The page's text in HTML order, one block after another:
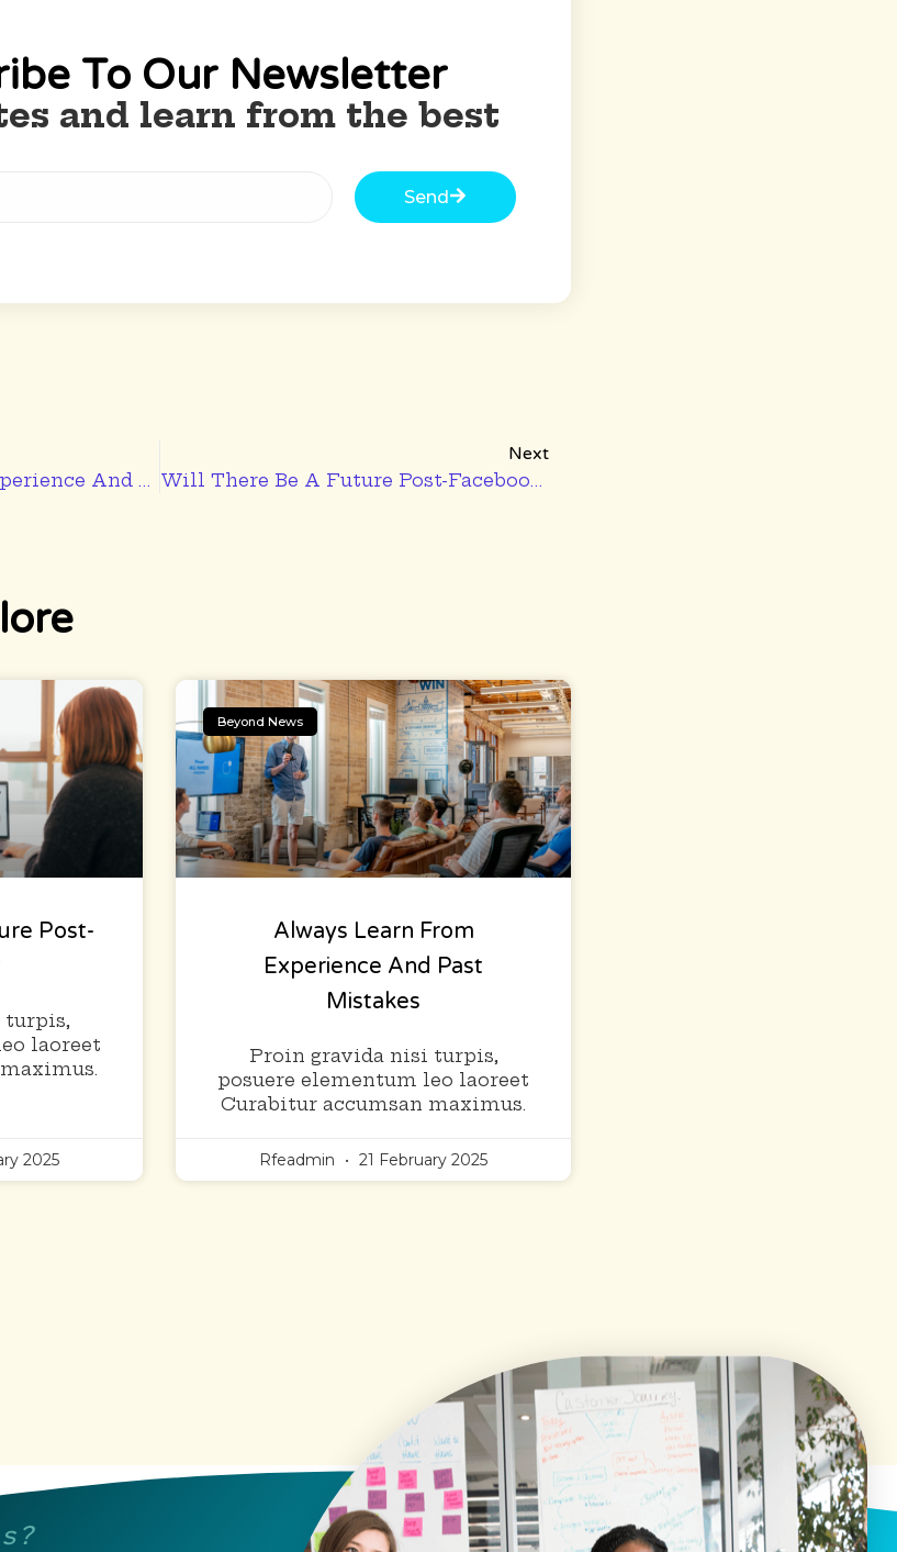
To Our Newsletter
and learn from the best
Send
Always Learn From Experience And Past Mistakes
Next
Will There Be A Future Post-Facebook?
Post-
turpis,
laoreet
2025
Beyond News
Always Learn From
Experience And Past
Mistakes
Proin gravida nisi turpis,
posuere elementum leo laoreet
Curabitur accumsan maximus.
Rfeadmin 21 February 2025